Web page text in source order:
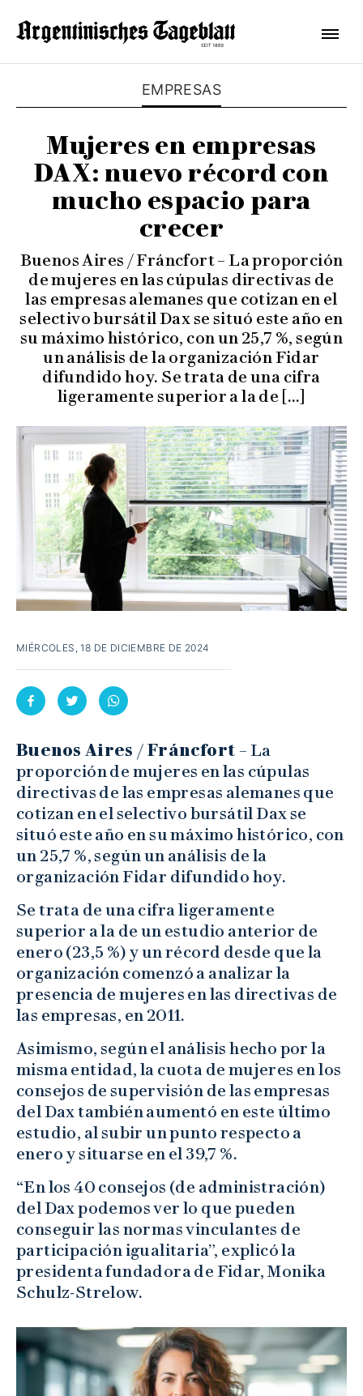
EMPRESAS
Mujeres en empresas
DAX: nuevo récord con
mucho espacio para
crecer
Buenos Aires / Fráncfort – La proporción
de mujeres en las cúpulas directivas de
las empresas alemanes que cotizan en el
selectivo bursátil Dax se situó este año en
su máximo histórico, con un 25,7 %, según
un análisis de la organización Fidar
difundido hoy. Se trata de una cifra
ligeramente superior a la de […]
MIÉRCOLES, 18 DE DICIEMBRE DE 2024
Buenos Aires / Fráncfort – La
proporción de mujeres en las cúpulas
directivas de las empresas alemanes que
cotizan en el selectivo bursátil Dax se
situó este año en su máximo histórico, con
un 25,7 %, según un análisis de la
organización Fidar difundido hoy.
Se trata de una cifra ligeramente
superior a la de un estudio anterior de
enero (23,5 %) y un récord desde que la
organización comenzó a analizar la
presencia de mujeres en las directivas de
las empresas, en 2011.
Asimismo, según el análisis hecho por la
misma entidad, la cuota de mujeres en los
consejos de supervisión de las empresas
del Dax también aumentó en este último
estudio, al subir un punto respecto a
enero y situarse en el 39,7 %.
“En los 40 consejos (de administración)
del Dax podemos ver lo que pueden
conseguir las normas vinculantes de
participación igualitaria”, explicó la
presidenta fundadora de Fidar, Monika
Schulz-Strelow.